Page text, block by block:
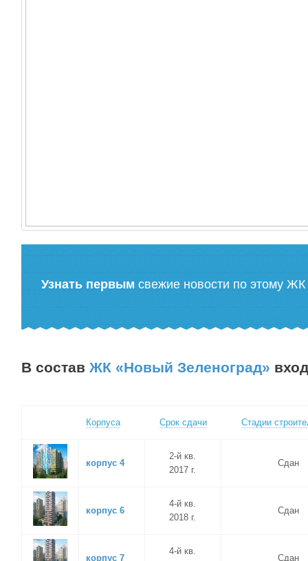
Узнать первым свежие новости по этому ЖК
В состав ЖК «Новый Зеленоград»
Корпуса Срок сдачи Стадии
корпус 4
2-й кв.
2017 г.
Сдан
корпус 6
4-й кв.
2018 г.
Сдан
корпус 7
4-й кв.
Сдан